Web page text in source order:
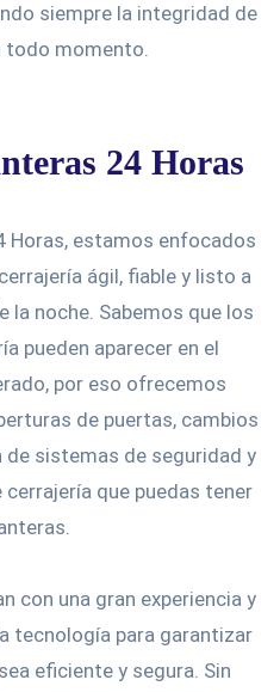
siempre la integridad de
todo momento.
24 Horas
Horas, estamos enfocados
ágil, fiable y listo a
la noche. Sabemos que los
pueden aparecer en el
por eso ofrecemos
de puertas, cambios
sistemas de seguridad y
que puedas tener
con una gran experiencia y
tecnología para garantizar
eficiente y segura. Sin